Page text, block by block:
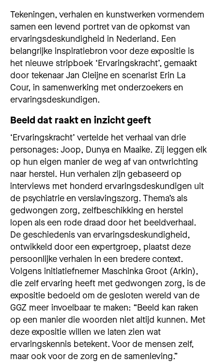
Tekeningen, verhalen en kunstwerken vormendem
samen een levend portret van de opkomst van
ervaringsdeskundigheid in Nederland. Een
belangrijke inspiratiebron voor deze expositie is
het nieuwe stripboek ‘Ervaringskracht’, gemaakt
door tekenaar Jan Cleijne en scenarist Erin La
Cour, in samenwerking met onderzoekers en
ervaringsdeskundigen.
Beeld dat raakt en inzicht geeft
‘Ervaringskracht’ vertelde het verhaal van drie
personages: Joop, Dunya en Maaike. Zij leggen elk
op hun eigen manier de weg af van ontwrichting
naar herstel. Hun verhalen zijn gebaseerd op
interviews met honderd ervaringsdeskundigen uit
de psychiatrie en verslavingszorg. Thema’s als
gedwongen zorg, zelfbeschikking en herstel
lopen als een rode draad door het beeldverhaal.
De geschiedenis van ervaringsdeskundigheid,
ontwikkeld door een expertgroep, plaatst deze
persoonlijke verhalen in een bredere context.
Volgens initiatiefnemer Maschinka Groot (Arkin),
die zelf ervaring heeft met gedwongen zorg, is de
expositie bedoeld om de gesloten wereld van de
GGZ meer invoelbaar te maken: “Beeld kan raken
op een manier die woorden niet altijd kunnen. Met
deze expositie willen we laten zien wat
ervaringskennis betekent. Voor de mensen zelf,
maar ook voor de zorg en de samenleving.”